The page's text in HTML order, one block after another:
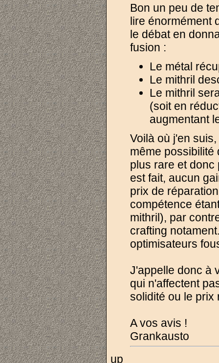
Bon un peu de
lire énormément
le débat en
fusion :
Le métal
Le mithril
Le mithril
(soit en
augmentant
Voilà où j'en
même possibilité
plus rare et donc
est fait, aucun
prix de
compétence
mithril), par
crafting
optimisateurs
J'appelle donc à
qui n'affectent
solidité ou le prix
A vos avis !
Grankausto
up